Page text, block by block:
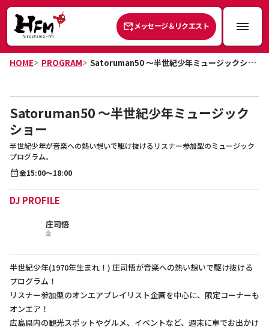
メッセージ＆リクエスト
HOME PROGRAM Satoruman50 ～半世紀少年ミュージックショー
Satoruman50 ～半世紀少年ミュージック
ショー
半世紀少年が音楽への熱い想いで駆け抜けるリスナー参加型のミュージック
プログラム。
金15:00～18:00
DJ PROFILE
庄司悟
金
半世紀少年(1970年生まれ！) 庄司悟が音楽への熱い想いで駆け抜ける
プログラム！
リスナー参加型のオンエアプレイリスト企画を中心に、限定コーナーも
オンエア！
広島県内の観光スポットやグルメ、イベントなど、週末に車でお出かけ